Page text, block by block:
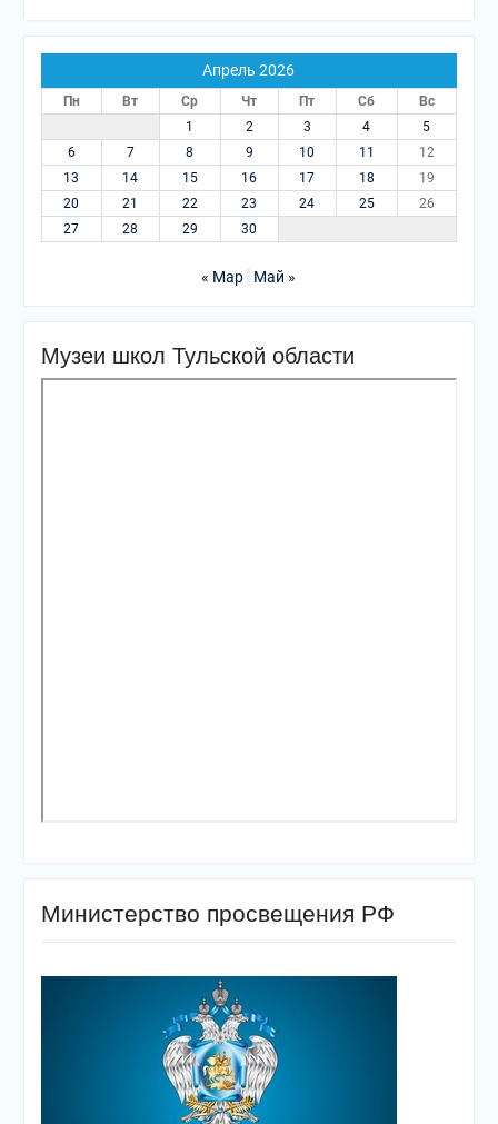
Апрель 2026
Пн Вт Ср Чт Пт Сб
Вс
1
2 3 4
5
6
7 8 9 10 11
12
13
14 15 16 17 18
19
20
21 22 23 24 25
26
27
28 29 30
« Мар Май »
Музеи школ Тульской области
Министерство просвещения РФ